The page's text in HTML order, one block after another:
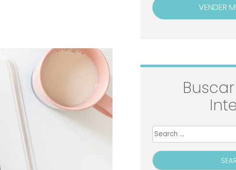
VENDER
Search
for: